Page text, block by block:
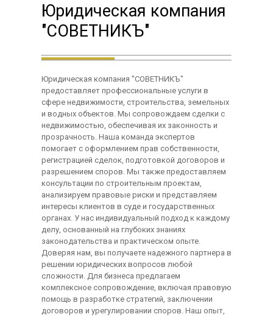
Юридическая компания
"СОВЕТНИКЪ"
Юридическая компания "СОВЕТНИКЪ"
предоставляет профессиональные услуги в
сфере недвижимости, строительства, земельных
и водных объектов. Мы сопровождаем сделки с
недвижимостью, обеспечивая их законность и
прозрачность. Наша команда экспертов
помогает с оформлением прав собственности,
регистрацией сделок, подготовкой договоров и
разрешением споров. Мы также предоставляем
консультации по строительным проектам,
анализируем правовые риски и представляем
интересы клиентов в суде и государственных
органах. У нас индивидуальный подход к каждому
делу, основанный на глубоких знаниях
законодательства и практическом опыте.
Доверяя нам, вы получаете надежного партнера в
решении юридических вопросов любой
сложности. Для бизнеса предлагаем
комплексное сопровождение, включая правовую
помощь в разработке стратегий, заключении
договоров и урегулировании споров. Наш опыт,